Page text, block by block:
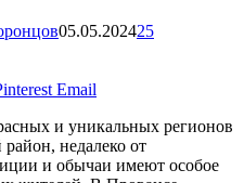
05.05.202425
Email
и уникальных регионов
недалеко от
и обычаи имеют особое